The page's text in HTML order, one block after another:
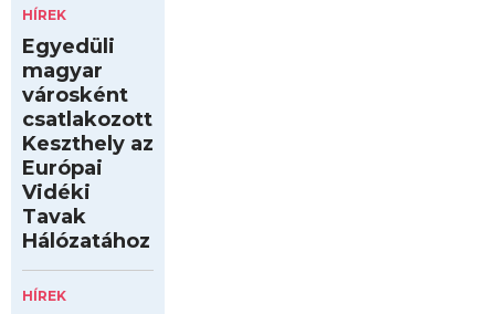
HÍREK
Egyedüli
magyar
városként
csatlakozott
Keszthely az
Európai
Vidéki
Tavak
Hálózatához
HÍREK